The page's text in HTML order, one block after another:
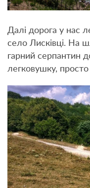
Далі дорога у нас
село Лисківці. На
гарний серпантин
легковушку, просто